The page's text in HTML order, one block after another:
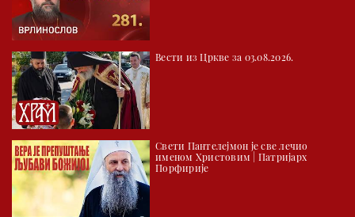
Вести из Цркве за 03.08.2026.
Свети Пантелејмон је све лечио
именом Христовим | Патријарх
Порфирије